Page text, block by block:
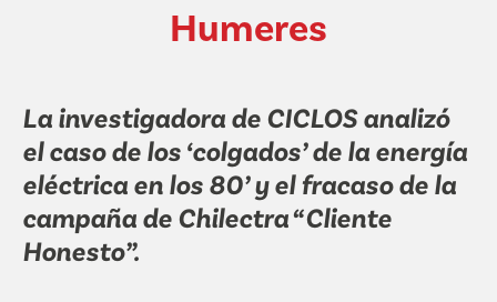
Humeres
La investigadora de CICLOS analizó
el caso de los ‘colgados’ de la energía
eléctrica en los 80’ y el fracaso de la
campaña de Chilectra “Cliente
Honesto”.